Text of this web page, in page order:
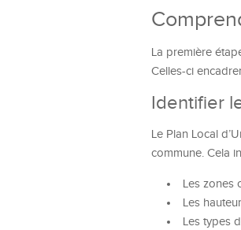
La première
Celles-ci
Identifier
Le Plan Local
commune. Cela
Les zones
Les
Les types